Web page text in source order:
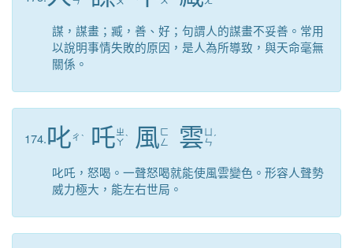
謀，謀畫；臧，善、好；句謂人的謀畫不妥善。常用
以說明事情失敗的原因，是人為所導致，與天命毫無
關係。
174.叱ㄔ ˋ 吒ㄓ
ㄚˋ 風 ㄈ
ㄥ
雲ㄣ ˊ
叱吒，怒喝。一聲怒喝就能使風雲變色。形容人聲勢
威力極大，能左右世局。